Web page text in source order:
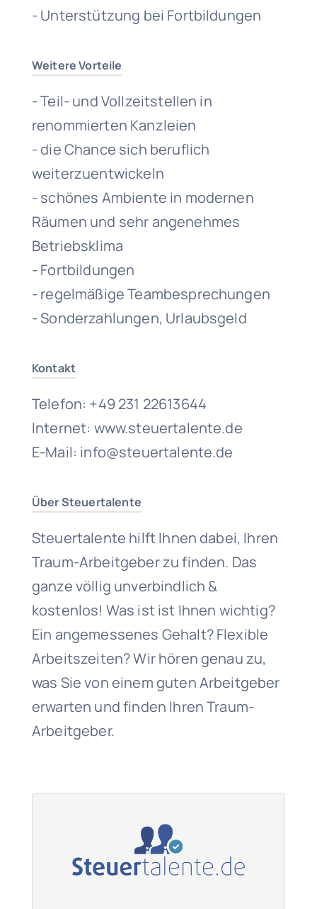
- Unterstützung bei Fortbildungen
Weitere Vorteile
- Teil- und Vollzeitstellen in
renommierten Kanzleien
- die Chance sich beruflich
weiterzuentwickeln
- schönes Ambiente in modernen
Räumen und sehr angenehmes
Betriebsklima
- Fortbildungen
- regelmäßige Teambesprechungen
- Sonderzahlungen, Urlaubsgeld
Kontakt
Telefon: +49 231 22613644
Internet: www.steuertalente.de
E-Mail: info@steuertalente.de
Über Steuertalente
Steuertalente hilft Ihnen dabei, Ihren
Traum-Arbeitgeber zu finden. Das
ganze völlig unverbindlich &
kostenlos! Was ist ist Ihnen wichtig?
Ein angemessenes Gehalt? Flexible
Arbeitszeiten? Wir hören genau zu,
was Sie von einem guten Arbeitgeber
erwarten und finden Ihren Traum-
Arbeitgeber.